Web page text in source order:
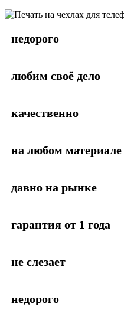
недорого
любим своё дело
качественно
на любом материале
давно на рынке
гарантия от 1 года
не слезает
недорого